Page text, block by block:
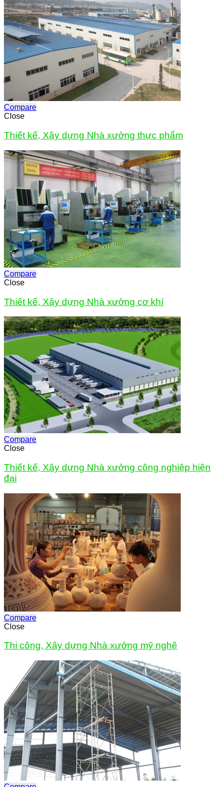
Compare
Close
Thiết kế, Xây dựng Nhà xưởng thực phẩm
Compare
Close
Thiết kế, Xây dựng Nhà xưởng cơ khí
Compare
Close
Thiết kế, Xây dựng Nhà xưởng công nghiệp hiện
đại
Compare
Close
Thi công, Xây dựng Nhà xưởng mỹ nghệ